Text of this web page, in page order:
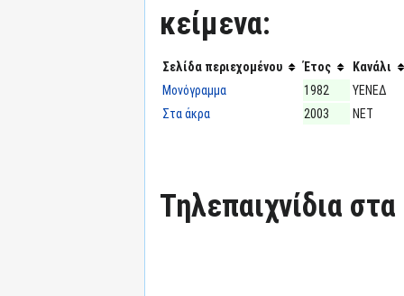
κείμενα:
Σελίδα περιεχομένου Έτος
Κανάλι
Μονόγραμμα
1982
ΥΕΝΕΔ
Στα άκρα
2003 ΝΕΤ
Τηλεπαιχνίδια